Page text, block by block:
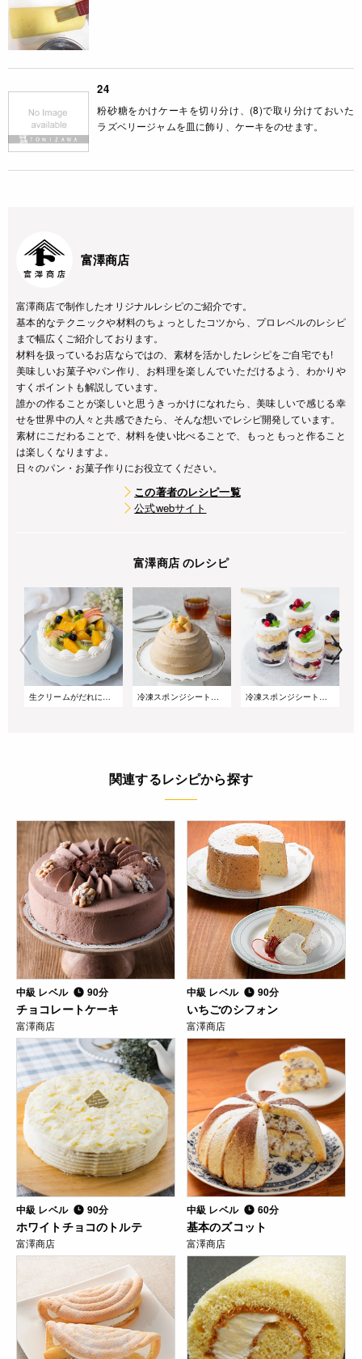
24
粉砂糖をかけケーキを切り分け、(8)で取り分けておいた
ラズベリージャムを皿に飾り、ケーキをのせます。
富澤商店
富澤商店で制作したオリジナルレシピのご紹介です。
基本的なテクニックや材料のちょっとしたコツから、プロレベルのレシピ
まで幅広くご紹介しております。
材料を扱っているお店ならではの、素材を活かしたレシピをご自宅でも!
美味しいお菓子やパン作り、お料理を楽しんでいただけるよう、わかりや
すくポイントも解説しています。
誰かの作ることが楽しいと思うきっかけになれたら、美味しいで感じる幸
せを世界中の人々と共感できたら、そんな想いでレシピ開発しています。
素材にこだわることで、材料を使い比べることで、もっともっと作ること
は楽しくなりますよ。
日々のパン・お菓子作りにお役立てください。
この著者のレシピ一覧
公式webサイト
富澤商店 のレシピ
生クリームがだれにくい!サマーショートケーキ 冷凍スポンジシートで簡単!桃とアールグレイのズコットケーキ 冷凍スポンジシートで簡単!重ねるだけのベリーグラスケーキ
関連するレシピから探す
中級 レベル 90分
チョコレートケーキ
富澤商店
中級 レベル 90分
いちごのシフォン
富澤商店
中級 レベル 90分
ホワイトチョコのトルテ
富澤商店
中級 レベル 60分
基本のズコット
富澤商店